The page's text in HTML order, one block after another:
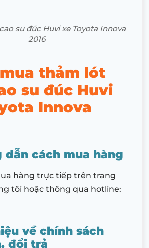
su đúc Huvi xe Toyota Innova
2016
thảm lót
su đúc Huvi
Innova
dẫn cách mua hàng
hàng trực tiếp trên trang
tôi hoặc thông qua hotline:
về chính sách
đổi trả